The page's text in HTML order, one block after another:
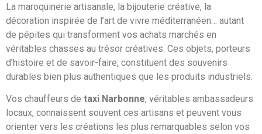
La maroquinerie artisanale, la bijouterie créative, la
décoration inspirée de l’art de vivre méditerranéen… autant
de pépites qui transforment vos achats marchés en
véritables chasses au trésor créatives. Ces objets, porteurs
d’histoire et de savoir-faire, constituent des souvenirs
durables bien plus authentiques que les produits industriels.
Vos chauffeurs de taxi Narbonne, véritables ambassadeurs
locaux, connaissent souvent ces artisans et peuvent vous
orienter vers les créations les plus remarquables selon vos